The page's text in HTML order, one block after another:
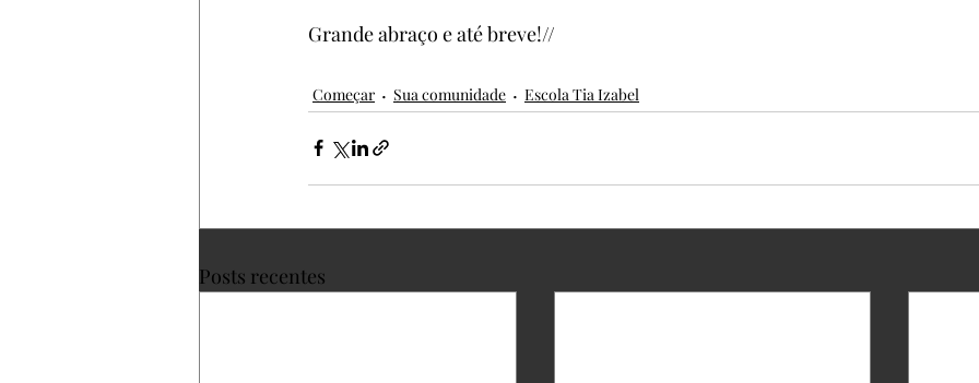
Grande abraço e até breve!//
Começar Sua comunidade Escola Tia Izabel
Posts recentes